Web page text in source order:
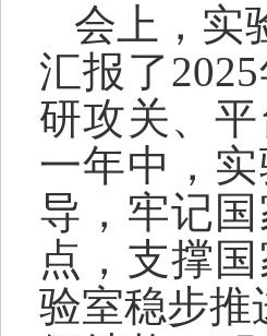
会上，实
汇报了
研攻关、
一年中，
导， 牢记
点 ， 支撑
验室稳步推